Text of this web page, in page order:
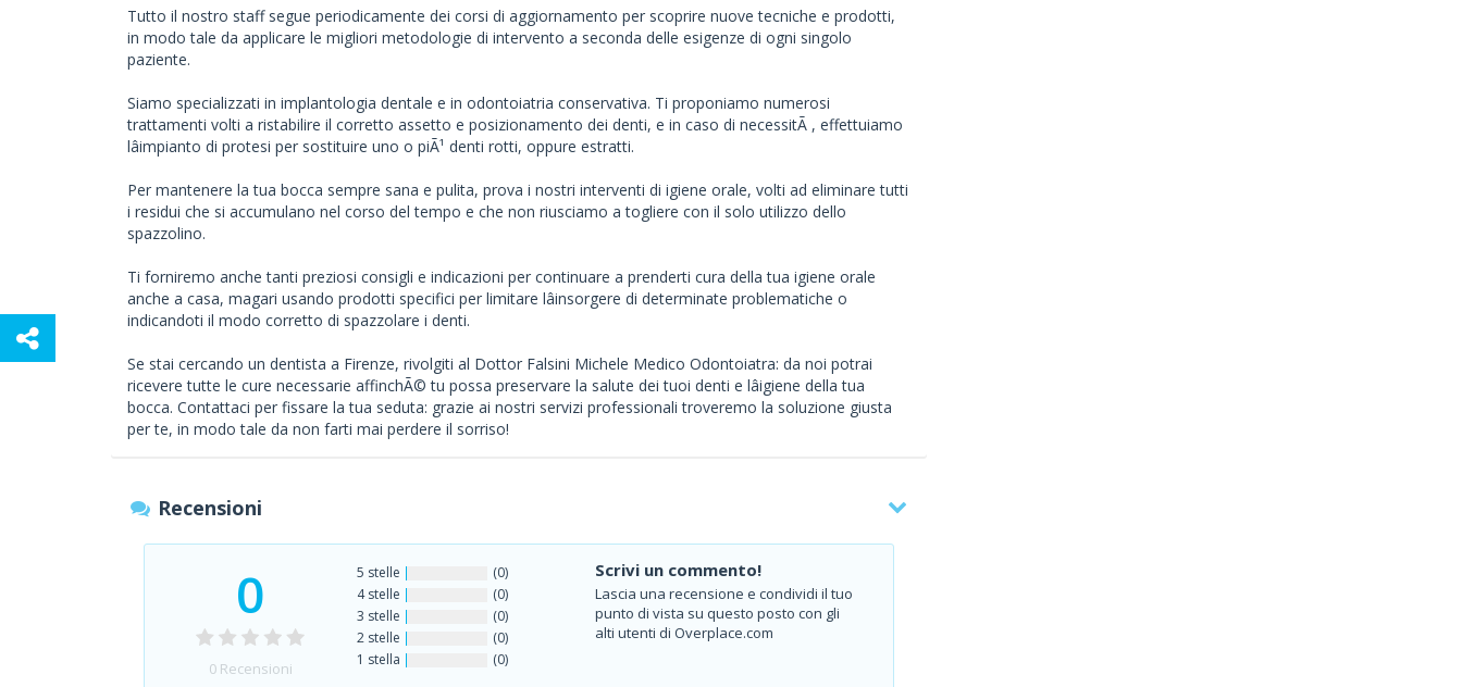
Tutto il nostro staff segue periodicamente dei corsi di aggiornamento per scoprire nuove tecniche e prodotti,
in modo tale da applicare le migliori metodologie di intervento a seconda delle esigenze di ogni singolo
paziente.
Siamo specializzati in implantologia dentale e in odontoiatria conservativa. Ti proponiamo numerosi
trattamenti volti a ristabilire il corretto assetto e posizionamento dei denti, e in caso di necessitÃ , effettuiamo
lâimpianto di protesi per sostituire uno o piÃ¹ denti rotti, oppure estratti.
Per mantenere la tua bocca sempre sana e pulita, prova i nostri interventi di igiene orale, volti ad eliminare tutti
i residui che si accumulano nel corso del tempo e che non riusciamo a togliere con il solo utilizzo dello
spazzolino.
Ti forniremo anche tanti preziosi consigli e indicazioni per continuare a prenderti cura della tua igiene orale
anche a casa, magari usando prodotti specifici per limitare lâinsorgere di determinate problematiche o
indicandoti il modo corretto di spazzolare i denti.
Se stai cercando un dentista a Firenze, rivolgiti al Dottor Falsini Michele Medico Odontoiatra: da noi potrai
ricevere tutte le cure necessarie affinchÃ© tu possa preservare la salute dei tuoi denti e lâigiene della tua
bocca. Contattaci per fissare la tua seduta: grazie ai nostri servizi professionali troveremo la soluzione giusta
per te, in modo tale da non farti mai perdere il sorriso!
Recensioni
0
0Recensioni
5 stelle
(0)
4 stelle
(0)
3 stelle
(0)
2 stelle
(0)
1 stella
(0)
Scrivi un commento!
Lascia una recensione e condividi il tuo
punto di vista su questo posto con gli
alti utenti di Overplace.com